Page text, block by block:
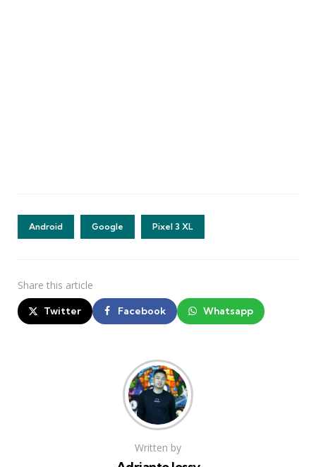
Android Google Pixel 3 XL
Share this article
Twitter Facebook Whatsapp
Written by